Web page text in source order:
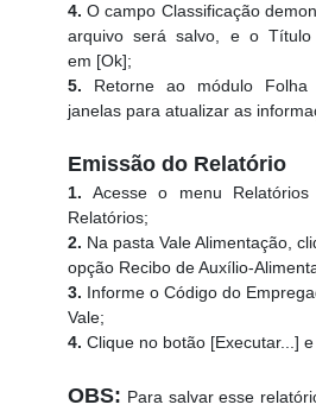
4.O campo Classificação
arquivo será salvo, e o
em [Ok];
5. Retorne ao módulo
janelas para atualizar as
Emissão do Relatório
1. Acesse o menu
Relatórios;
2. Na pasta Vale Alimentação,
opção Recibo de Auxílio-
3. Informe o Código do
Vale;
4. Clique no botão [Executar...]
OBS: Para salvar esse